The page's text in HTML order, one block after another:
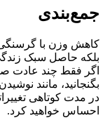
جمع‌بندی
کاهش وزن با
بلکه حاصل سبک
اگر فقط چند عادت
بگنجانید، مانند
در مدت کوتاهی
احساس خواهید کرد.